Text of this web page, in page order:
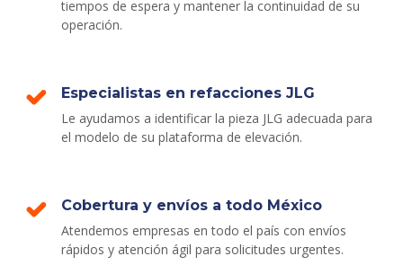
tiempos de espera y mantener la continuidad de su
operación.
Especialistas en refacciones JLG
Le ayudamos a identificar la pieza JLG adecuada para
el modelo de su plataforma de elevación.
Cobertura y envíos a todo México
Atendemos empresas en todo el país con envíos
rápidos y atención ágil para solicitudes urgentes.